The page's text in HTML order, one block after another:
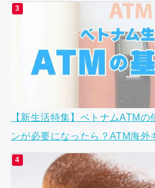
【新生活特集】ベトナムATM
ンが必要になったら？ATM海外